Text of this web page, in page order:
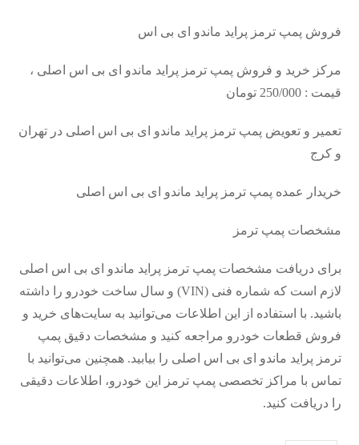
فروش پمپ ترمز پراید ماندو ای بی اس
مرکز خرید و فروش پمپ ترمز پراید ماندو ای بی اس اصلی ،
قیمت : 250/000 تومان
تعمیر و تعویض پمپ ترمز پراید ماندو ای بی اس اصلی در تهران
و کرج
خریدار عمده پمپ ترمز پراید ماندو ای بی اس اصلی
مشخصات پمپ ترمز
برای دریافت مشخصات پمپ ترمز پراید ماندو ای بی اس اصلی
لازم است که شماره فنی (VIN) و سال ساخت خودرو را داشته
باشید. با استفاده از این اطلاعات می‌توانید به سایت‌های خرید و
فروش قطعات خودرو مراجعه کنید و مشخصات دقیق پمپ
ترمز پراید ماندو ای بی اس اصلی را بیابید. همچنین می‌توانید با
تماس با مراکز تخصصی پمپ ترمز این خودرو، اطلاعات دقیقی
را دریافت کنید.